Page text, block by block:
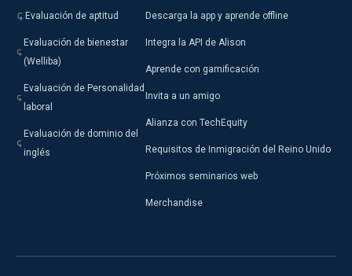
Evaluación de aptitud
Evaluación de bienestar
(Welliba)
Evaluación de Personalidad
laboral
Evaluación de dominio del
inglés
Descarga la app y aprende offline
Integra la API de Alison
Aprende con gamificación
Invita a un amigo
Alianza con TechEquity
Requisitos de Inmigración del Reino Unido
Próximos seminarios web
Merchandise